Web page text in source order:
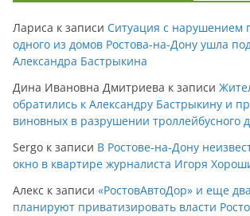
Лариса к записи Ситуация с нарушением
одного из домов Ростова-на-Дону ушла
Александра Бастрыкина
Дина Ивановна Дмитриева к записи
обратились к Александру Бастрыкину и
виновных в разрушении троллейбусного
Sergo к записи В Ростове-на-Дону
окно в квартире журналиста Игоря
Алекс к записи «РостовАвтоДор» и еще
планируют приватизировать власти